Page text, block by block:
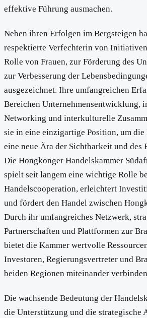
effektive Führung ausmachen.
Neben ihren Erfolgen im Bergsteigen
respektierte Verfechterin von
Rolle von Frauen, zur Förderung des
zur Verbesserung der
ausgezeichnet. Ihre umfangreichen
Bereichen Unternehmensentwicklung,
Networking und interkulturelle
sie in eine einzigartige Position, um die
eine neue Ära der Sichtbarkeit und des
Die Hongkonger Handelskammer
spielt seit langem eine wichtige Rolle
Handelscooperation, erleichtert
und fördert den Handel zwischen
Durch ihr umfangreiches Netzwerk,
Partnerschaften und Plattformen zur
bietet die Kammer wertvolle
Investoren, Regierungsvertreter und
beiden Regionen miteinander
Die wachsende Bedeutung der
die Unterstützung und die strategische